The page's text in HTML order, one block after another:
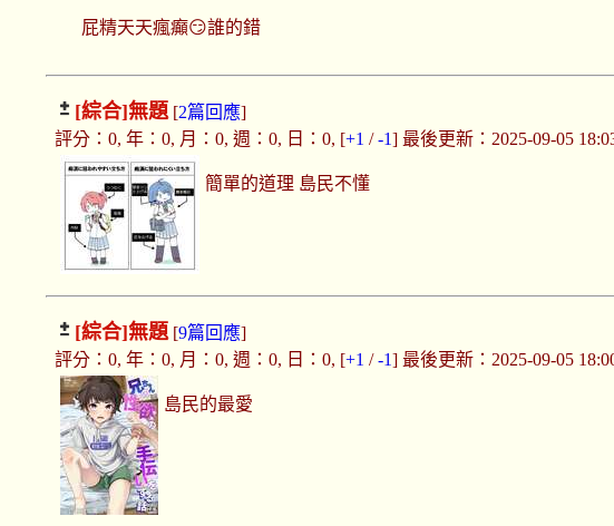
屁精天天瘋癲😏誰的錯
[綜合]無題 [2篇回應]
評分：0, 年：0, 月：0, 週：0, 日：0, [+1 /-1] 最後更新：2025-09-05
簡單的道理 島民不懂
[綜合]無題 [9篇回應]
評分：0, 年：0, 月：0, 週：0, 日：0, [+1 /-1] 最後更新：2025-09-05
島民的最愛